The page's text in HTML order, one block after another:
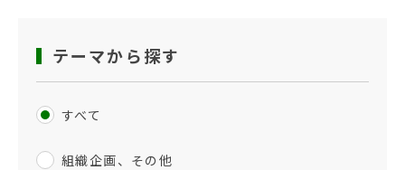
テーマから探す
すべて
組織企画、その他